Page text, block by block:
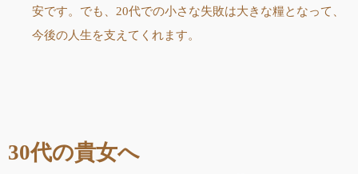
安です。でも、20代での小さな失敗は大きな糧となって、
今後の人生を支えてくれます。
30代の貴女へ